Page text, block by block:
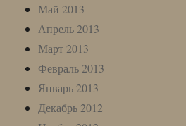
Май 2013
Апрель 2013
Март 2013
Февраль 2013
Январь 2013
Декабрь 2012